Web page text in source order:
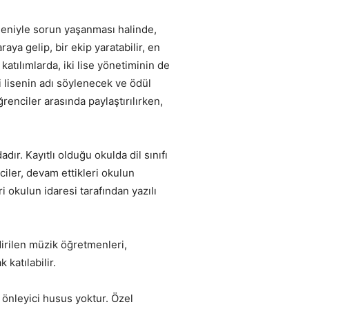
sorun yaşanması halinde,
gelip, bir ekip yaratabilir, en
iki lise yönetiminin de
lisenin adı söylenecek ve ödül
arasında paylaştırılırken,
Kayıtlı olduğu okulda dil sınıfı
devam ettikleri okulun
idaresi tarafından yazılı
müzik öğretmenleri,
katılabilir.
husus yoktur. Özel